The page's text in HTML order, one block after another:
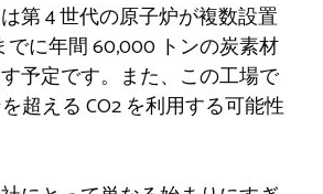
第 4 世代の原子炉が複数設置
でに年間 60,000 トンの炭素材
予定です。また、この工場で
超える CO2 を利用する可能性